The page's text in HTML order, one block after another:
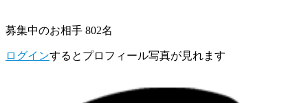
募集中のお相手 802名
ログインするとプロフィール写真が見れます